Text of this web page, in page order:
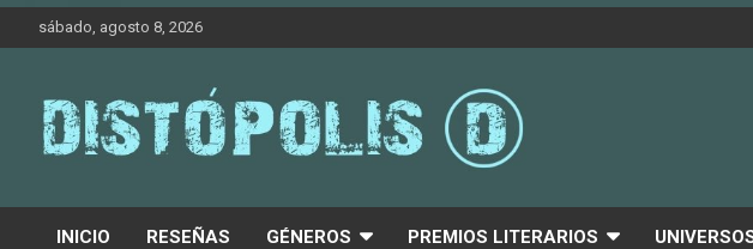
Skip
sábado, agosto 8, 2026
Distópolis
INICIO RESEÑAS GÉNEROS PREMIOS LITERARIOS